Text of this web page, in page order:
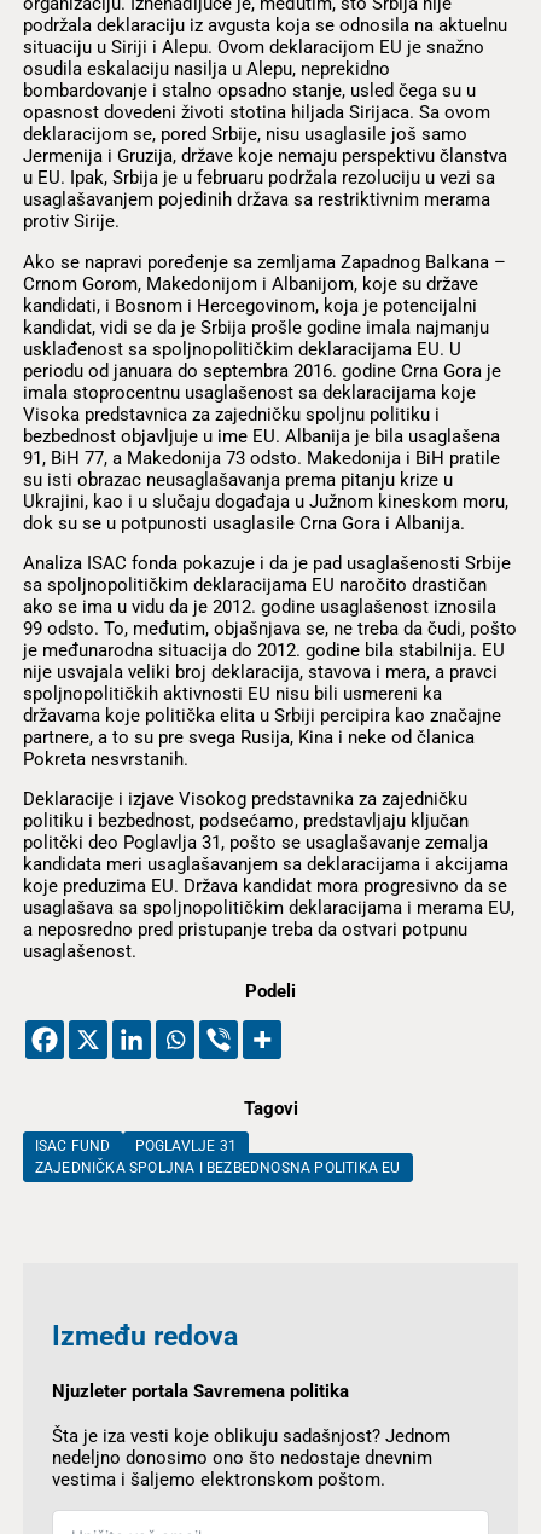
podržala deklaraciju iz avgusta koja se odnosila na aktuelnu
situaciju u Siriji i Alepu. Ovom deklaracijom EU je snažno
osudila eskalaciju nasilja u Alepu, neprekidno
bombardovanje i stalno opsadno stanje, usled čega su u
opasnost dovedeni životi stotina hiljada Sirijaca. Sa ovom
deklaracijom se, pored Srbije, nisu usaglasile još samo
Jermenija i Gruzija, države koje nemaju perspektivu članstva
u EU. Ipak, Srbija je u februaru podržala rezoluciju u vezi sa
usaglašavanjem pojedinih država sa restriktivnim merama
protiv Sirije.
Ako se napravi poređenje sa zemljama Zapadnog Balkana –
Crnom Gorom, Makedonijom i Albanijom, koje su države
kandidati, i Bosnom i Hercegovinom, koja je potencijalni
kandidat, vidi se da je Srbija prošle godine imala najmanju
usklađenost sa spoljnopolitičkim deklaracijama EU. U
periodu od januara do septembra 2016. godine Crna Gora je
imala stoprocentnu usaglašenost sa deklaracijama koje
Visoka predstavnica za zajedničku spoljnu politiku i
bezbednost objavljuje u ime EU. Albanija je bila usaglašena
91, BiH 77, a Makedonija 73 odsto. Makedonija i BiH pratile
su isti obrazac neusaglašavanja prema pitanju krize u
Ukrajini, kao i u slučaju događaja u Južnom kineskom moru,
dok su se u potpunosti usaglasile Crna Gora i Albanija.
Analiza ISAC fonda pokazuje i da je pad usaglašenosti Srbije
sa spoljnopolitičkim deklaracijama EU naročito drastičan
ako se ima u vidu da je 2012. godine usaglašenost iznosila
99 odsto. To, međutim, objašnjava se, ne treba da čudi, pošto
je međunarodna situacija do 2012. godine bila stabilnija. EU
nije usvajala veliki broj deklaracija, stavova i mera, a pravci
spoljnopolitičkih aktivnosti EU nisu bili usmereni ka
državama koje politička elita u Srbiji percipira kao značajne
partnere, a to su pre svega Rusija, Kina i neke od članica
Pokreta nesvrstanih.
Deklaracije i izjave Visokog predstavnika za zajedničku
politiku i bezbednost, podsećamo, predstavljaju ključan
politčki deo Poglavlja 31, pošto se usaglašavanje zemalja
kandidata meri usaglašavanjem sa deklaracijama i akcijama
koje preduzima EU. Država kandidat mora progresivno da se
usaglašava sa spoljnopolitičkim deklaracijama i merama EU,
a neposredno pred pristupanje treba da ostvari potpunu
usaglašenost.
Podeli
Tagovi
ISAC FUND
POGLAVLJE 31
ZAJEDNIČKA SPOLJNA I BEZBEDNOSNA POLITIKA EU
Između redova
Njuzleter portala Savremena politika
Šta je iza vesti koje oblikuju sadašnjost? Jednom
nedeljno donosimo ono što nedostaje dnevnim
vestima i šaljemo elektronskom poštom.